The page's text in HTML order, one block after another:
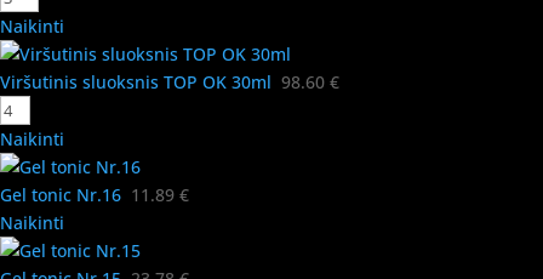
Naikinti
Viršutinis sluoksnis TOP OK 30ml 98.60 €
Naikinti
Gel tonic Nr.16 11.89 €
Naikinti